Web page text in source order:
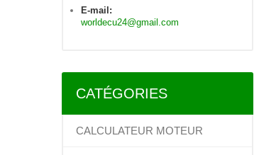
E-mail:
worldecu24@gmail.com
CATÉGORIES
CALCULATEUR MOTEUR